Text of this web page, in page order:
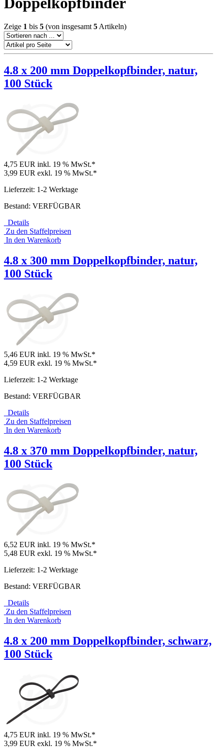
Zeige 1 bis 5 (von insgesamt5Artikeln)
4.8 x 200 mm Doppelkopfbinder, natur,
100 Stück
4,75 EUR inkl. 19 % MwSt.*
3,99 EUR exkl. 19 % MwSt.*
Lieferzeit: 1-2 Werktage
Bestand: VERFÜGBAR
Details
Zu den Staffelpreisen
In den Warenkorb
4.8 x 300 mm Doppelkopfbinder, natur,
100 Stück
5,46 EUR inkl. 19 % MwSt.*
4,59 EUR exkl. 19 % MwSt.*
Lieferzeit: 1-2 Werktage
Bestand: VERFÜGBAR
Details
Zu den Staffelpreisen
In den Warenkorb
4.8 x 370 mm Doppelkopfbinder, natur,
100 Stück
6,52 EUR inkl. 19 % MwSt.*
5,48 EUR exkl. 19 % MwSt.*
Lieferzeit: 1-2 Werktage
Bestand: VERFÜGBAR
Details
Zu den Staffelpreisen
In den Warenkorb
4.8 x 200 mm Doppelkopfbinder, schwarz,
100 Stück
4,75 EUR inkl. 19 % MwSt.*
3,99 EUR exkl. 19 % MwSt.*